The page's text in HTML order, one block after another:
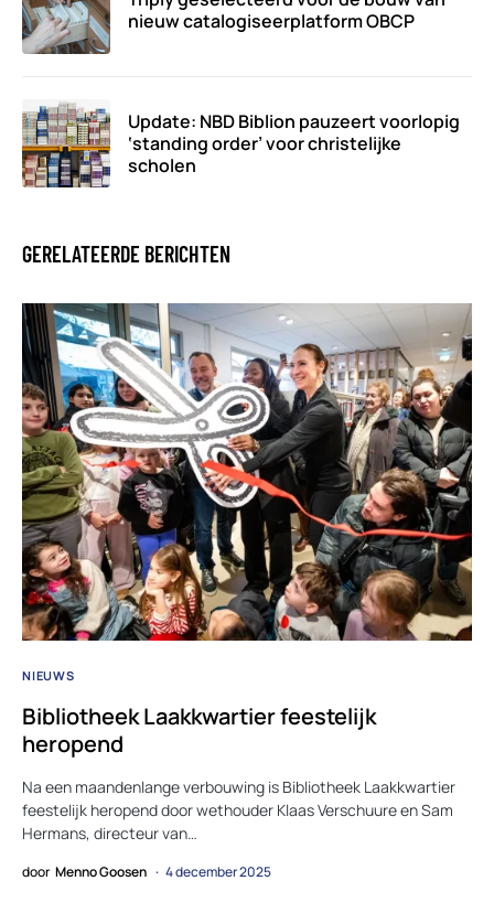
nieuw catalogiseerplatform OBCP
Update: NBD Biblion pauzeert voorlopig
‘standing order’ voor christelijke
scholen
GERELATEERDE BERICHTEN
NIEUWS
Bibliotheek Laakkwartier feestelijk
heropend
Na een maandenlange verbouwing is Bibliotheek Laakkwartier
feestelijk heropend door wethouder Klaas Verschuure en Sam
Hermans, directeur van…
door Menno Goosen 4 december 2025